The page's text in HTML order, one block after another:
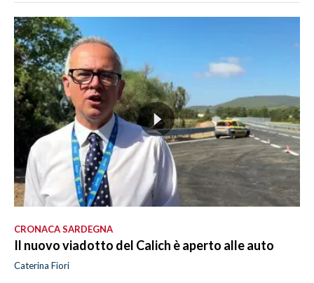
CRONACA SARDEGNA
Il nuovo viadotto del Calich è aperto alle auto
Caterina Fiori